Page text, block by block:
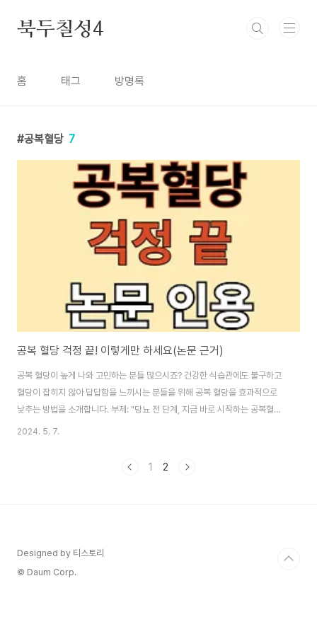
북두칠성4
홈 태그 방명록
공복혈당 7
공복 혈당 걱정 끝! 이렇게만 하세요(논문 근거)
공복 혈당이 높게 나와 고민하는 분들 많으시죠? 건강한 식습관에도 불구하고
혈당이 잡히지 않아 답답함을 느끼시는 분들을 위해 공복 혈당을 효과적으로
낮추는 방법을 소개합니다. 부제: "당뇨 전 단계, 지금 바로 시작하는 공복혈당
관리" 이 글의 순서0. 이 글의 요약1. 공복혈당이란?2. 공복혈당 수치의 중요성
란 8시간 동안 아무것도 먹지 않은 상태의 혈당 수치를 말한다.▣ 인슐린 저항
2024. 5. 7.
1 2
Designed by 티스토리
© Daum Corp.